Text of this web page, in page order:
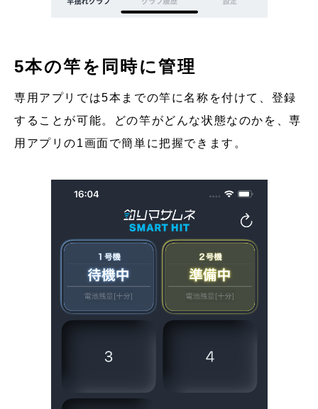
5本の竿を同時に管理
専用アプリでは5本までの竿に名称を付けて、登録
することが可能。どの竿がどんな状態なのかを、専
用アプリの1画面で簡単に把握できます。